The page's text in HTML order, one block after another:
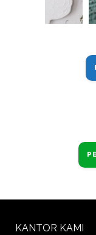
KANTOR KAMI